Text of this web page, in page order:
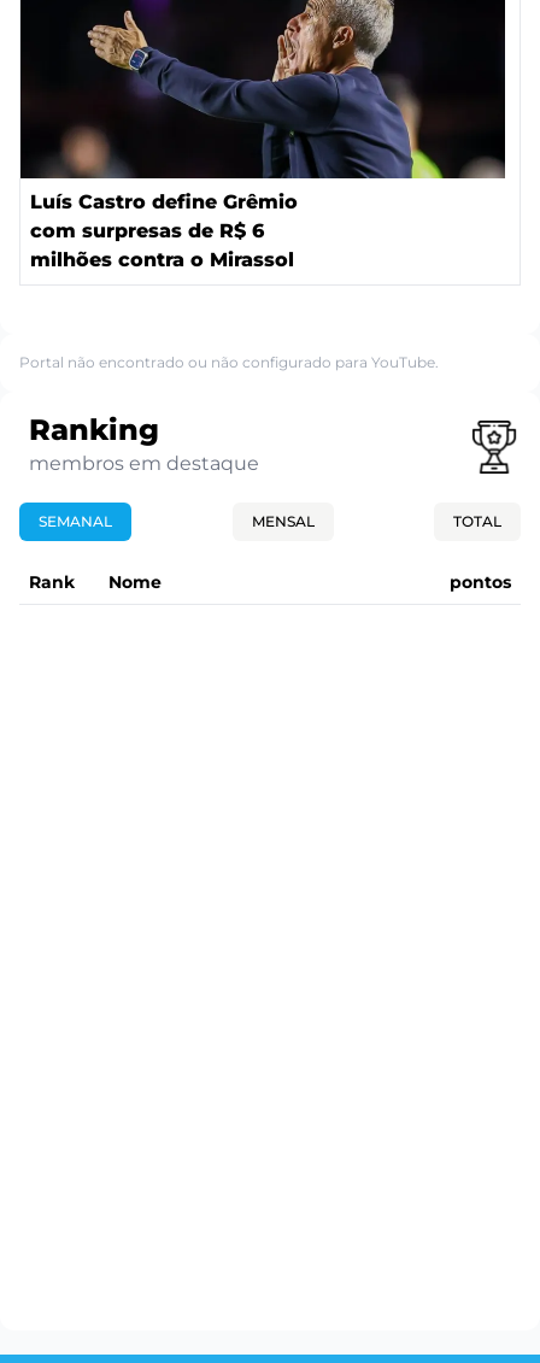
Luís Castro define Grêmio
com surpresas de R$ 6
milhões contra o Mirassol
Portal não encontrado ou não configurado para YouTube.
Ranking
membros em destaque
SEMANAL MENSAL TOTAL
Rank Nome pontos